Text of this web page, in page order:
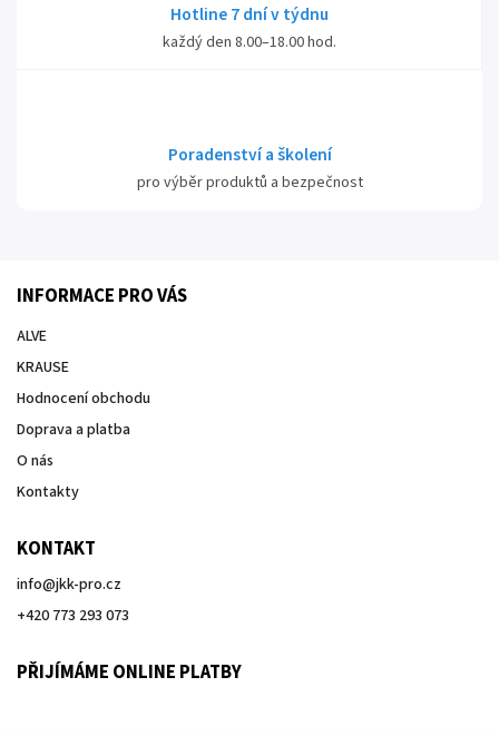
Hotline 7 dní v týdnu
každý den 8.00–18.00 hod.
Poradenství a školení
pro výběr produktů a bezpečnost
INFORMACE PRO VÁS
ALVE
KRAUSE
Hodnocení obchodu
Doprava a platba
O nás
Kontakty
KONTAKT
info@jkk-pro.cz
+420 773 293 073
PŘIJÍMÁME ONLINE PLATBY